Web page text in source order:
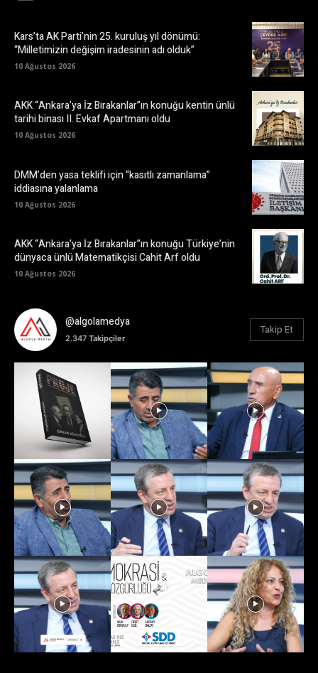
Kars’ta AK Parti’nin 25. kuruluş yıl dönümü:
“Milletimizin değişim iradesinin adı olduk”
10 Ağustos 2026
AKK “Ankara’ya İz Bırakanlar”ın konuğu kentin ünlü
tarihi binası II. Evkaf Apartmanı oldu
10 Ağustos 2026
DMM’den yasa teklifi için “kasıtlı zamanlama”
iddiasına yalanlama
10 Ağustos 2026
AKK “Ankara’ya İz Bırakanlar”ın konuğu Türkiye’nin
dünyaca ünlü Matematikçisi Cahit Arf oldu
10 Ağustos 2026
@algolamedya
2.347 Takipçiler
Takip Et